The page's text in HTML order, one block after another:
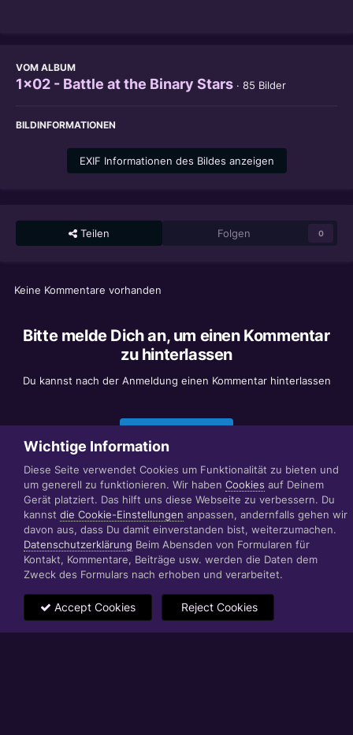
VOM ALBUM
1x02 - Battle at the Binary Stars · 85 Bilder
BILDINFORMATIONEN
EXIF Informationen des Bildes anzeigen
Teilen Folgen 0
Keine Kommentare vorhanden
Bitte melde Dich an, um einen Kommentar
zu hinterlassen
Du kannst nach der Anmeldung einen Kommentar hinterlassen
Datenschutzerklärung Impressum
© 1999 - 2022 RÄBIGER IT|WEB|VIDEO|CONSULTING
www.raebiger.pro
Powered by Invision Community
Wichtige Information
Diese Seite verwendet Cookies um Funktionalität zu bieten und
um generell zu funktionieren. Wir haben Cookies auf Deinem
Gerät platziert. Das hilft uns diese Webseite zu verbessern. Du
kannst die Cookie-Einstellungen anpassen, andernfalls gehen wir
davon aus, dass Du damit einverstanden bist, weiterzumachen.
Datenschutzerklärung Beim Abensden von Formularen für
Kontakt, Kommentare, Beiträge usw. werden die Daten dem
Zweck des Formulars nach erhoben und verarbeitet.
Accept Cookies Reject Cookies